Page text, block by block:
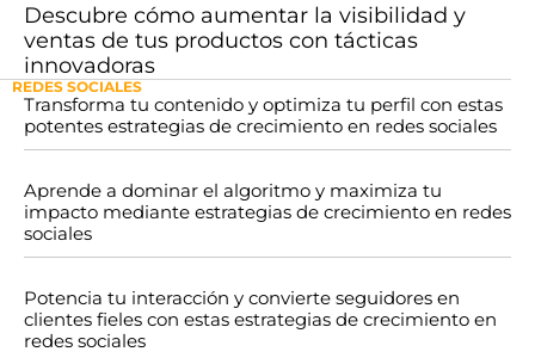
Descubre cómo aumentar la visibilidad y
ventas de tus productos con tácticas
innovadoras
REDES SOCIALES
Transforma tu contenido y optimiza tu perfil con estas
potentes estrategias de crecimiento en redes sociales
Aprende a dominar el algoritmo y maximiza tu
impacto mediante estrategias de crecimiento en redes
sociales
Potencia tu interacción y convierte seguidores en
clientes fieles con estas estrategias de crecimiento en
redes sociales